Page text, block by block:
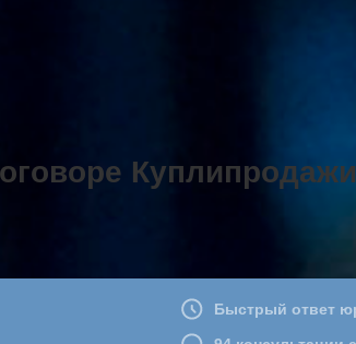
Куплипродажи